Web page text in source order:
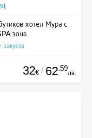
хотел Мура с
зона
32€ / 62.59
лв.